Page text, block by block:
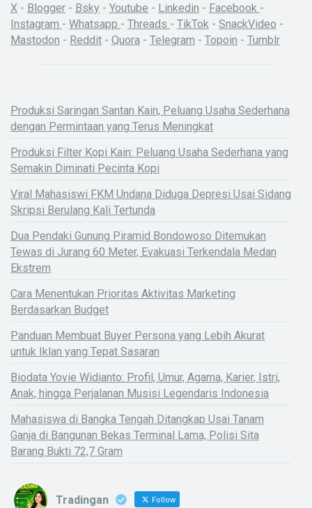
X - Blogger - Bsky - Youtube - Linkedin - Facebook -
Instagram - Whatsapp - Threads - TikTok - SnackVideo -
Mastodon - Reddit - Quora - Telegram - Topoin - Tumblr
Produksi Saringan Santan Kain, Peluang Usaha Sederhana
dengan Permintaan yang Terus Meningkat
Produksi Filter Kopi Kain: Peluang Usaha Sederhana yang
Semakin Diminati Pecinta Kopi
Viral Mahasiswi FKM Undana Diduga Depresi Usai Sidang
Skripsi Berulang Kali Tertunda
Dua Pendaki Gunung Piramid Bondowoso Ditemukan
Tewas di Jurang 60 Meter, Evakuasi Terkendala Medan
Ekstrem
Cara Menentukan Prioritas Aktivitas Marketing
Berdasarkan Budget
Panduan Membuat Buyer Persona yang Lebih Akurat
untuk Iklan yang Tepat Sasaran
Biodata Yovie Widianto: Profil, Umur, Agama, Karier, Istri,
Anak, hingga Perjalanan Musisi Legendaris Indonesia
Mahasiswa di Bangka Tengah Ditangkap Usai Tanam
Ganja di Bangunan Bekas Terminal Lama, Polisi Sita
Barang Bukti 72,7 Gram
Tradingan Follow